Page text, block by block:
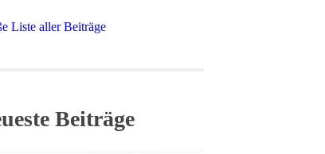
Liste aller Beiträge
Beiträge